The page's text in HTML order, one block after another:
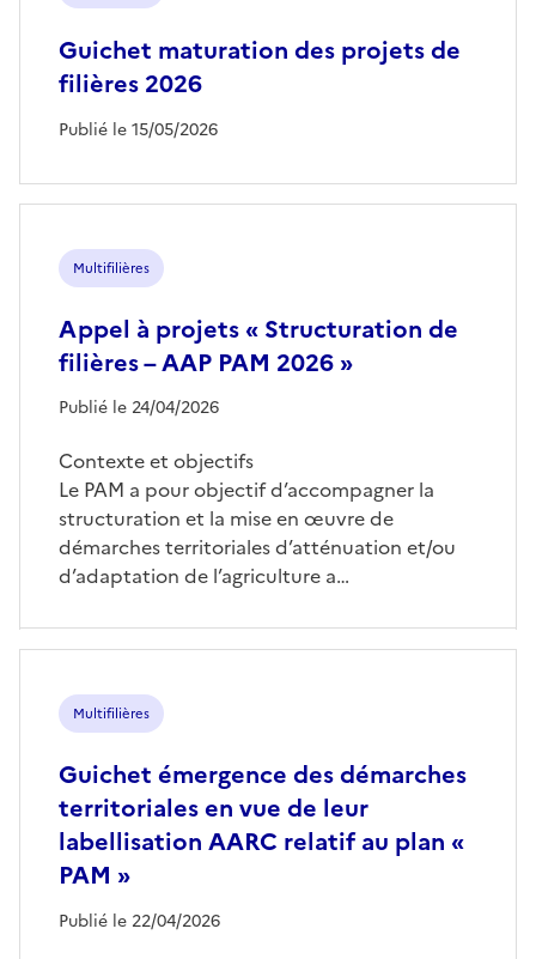
Guichet maturation des projets de
filières 2026
Publié le 15/05/2026
Multifilières
Appel à projets « Structuration de
filières – AAP PAM 2026 »
Publié le 24/04/2026
Contexte et objectifs
Le PAM a pour objectif d’accompagner la
structuration et la mise en œuvre de
démarches territoriales d’atténuation et/ou
d’adaptation de l’agriculture a…
Multifilières
Guichet émergence des démarches
territoriales en vue de leur
labellisation AARC relatif au plan «
PAM »
Publié le 22/04/2026